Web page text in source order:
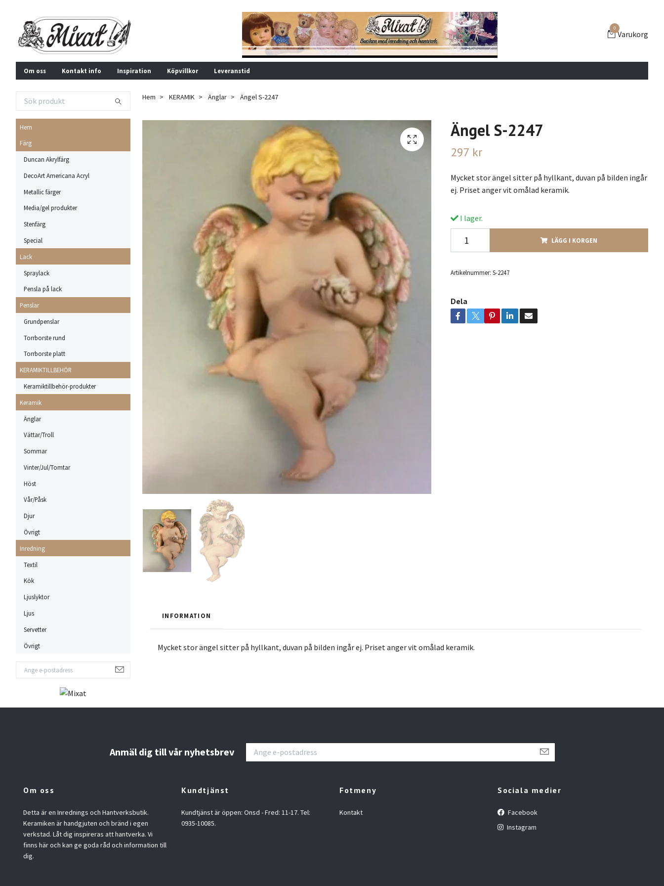
0
Varukorg
Om oss Kontakt info Inspiration Köpvillkor Leveranstid
Hem
Färg
Duncan Akrylfärg
DecoArt Americana Acryl
Metallic färger
Media/gel produkter
Stenfärg
Special
Lack
Spraylack
Pensla på lack
Penslar
Grundpenslar
Torrborste rund
Torrborste platt
KERAMIKTILLBEHÖR
Keramiktillbehör-produkter
Keramik
Änglar
Vättar/Troll
Sommar
Vinter/Jul/Tomtar
Höst
Vår/Påsk
Djur
Övrigt
Inredning
Textil
Kök
Ljuslyktor
Ljus
Servetter
Övrigt
Hem KERAMIK Änglar Ängel S-2247
Ängel S-2247
297 kr
Mycket stor ängel sitter på hyllkant, duvan på bilden ingår
ej. Priset anger vit omålad keramik.
I lager.
LÄGG I KORGEN
Artikelnummer: S-2247
Dela
INFORMATION
Mycket stor ängel sitter på hyllkant, duvan på bilden ingår ej. Priset anger vit omålad keramik.
Anmäl dig till vår nyhetsbrev
Om oss
Detta är en Inrednings och Hantverksbutik.
Keramiken är handgjuten och bränd i egen
verkstad. Låt dig inspireras att hantverka. Vi
finns här och kan ge goda råd och information till
dig.
Kundtjänst
Kundtjänst är öppen: Onsd - Fred: 11-17. Tel:
0935-10085.
Fotmeny
Kontakt
Sociala medier
Facebook
Instagram